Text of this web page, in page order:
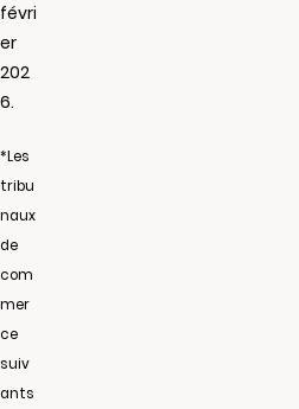
févri
er
202
6.
*Les
tribu
naux
de
com
mer
ce
suiv
ants